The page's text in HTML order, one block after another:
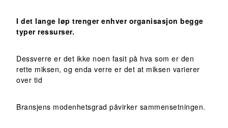
I det lange løp trenger enhver organisasjon begge
typer ressurser.
Dessverre er det ikke noen fasit på hva som er den
rette miksen, og enda verre er det at miksen varierer
over tid
Bransjens modenhetsgrad påvirker sammensetningen.